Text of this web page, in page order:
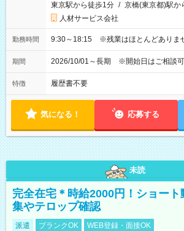
東京駅から徒歩1分 / 京橋(東京都)駅か
人材サービス会社
勤務時間 9:30～18:15 ※残業はほとんどありま
期間 2026/10/01～長期 ※開始日はご相談
特徴 履歴書不要
気になる！ 応募する
未読
完全在宅＊時給2000円！ショート
集やテロップ確認
派遣 ブランクOK WEB登録・面接OK